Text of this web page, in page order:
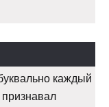
каждый